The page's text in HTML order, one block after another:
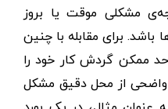
مشکلی موقت یا بروز
باشد. برای مقابله با چنین
ممکن گردش کار خود را
از محل دقیق مشکل